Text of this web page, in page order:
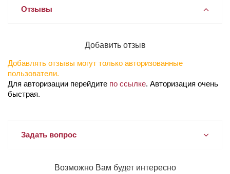
Отзывы
Добавить отзыв
Добавлять отзывы могут только авторизованные
пользователи.
Для авторизации перейдите по ссылке. Авторизация очень
быстрая.
Задать вопрос
Возможно Вам будет интересно